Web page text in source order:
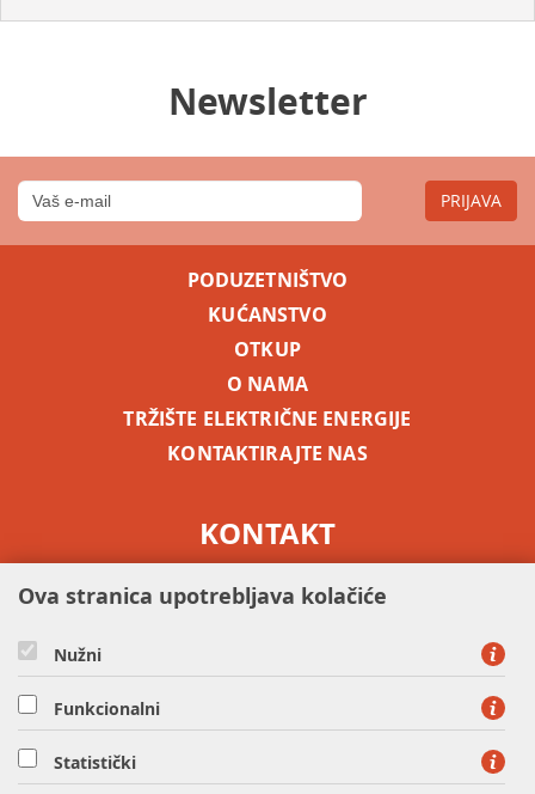
Newsletter
PRIJAVA
PODUZETNIŠTVO
KUĆANSTVO
OTKUP
O NAMA
TRŽIŠTE ELEKTRIČNE ENERGIJE
KONTAKTIRAJTE NAS
KONTAKT
HEP OPSKRBA d.o.o. - član HEP grupe, Ulica grada Vukovara
Ova stranica upotrebljava kolačiće
Nužni
Funkcionalni
Statistički